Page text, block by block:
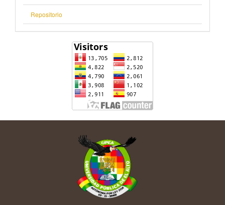
Repositorio